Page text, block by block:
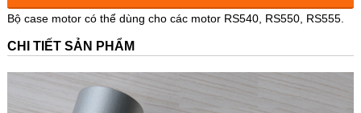
Bộ case motor có thể dùng cho các motor RS540, RS550, RS555.
CHI TIẾT SẢN PHẨM